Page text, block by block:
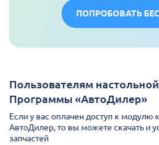
ПОПРОБОВАТЬ
Пользователям
Программы «АвтоДилер»
Если у вас оплачен доступ к модулю
АвтоДилер, то вы можете скачать и
запчастей